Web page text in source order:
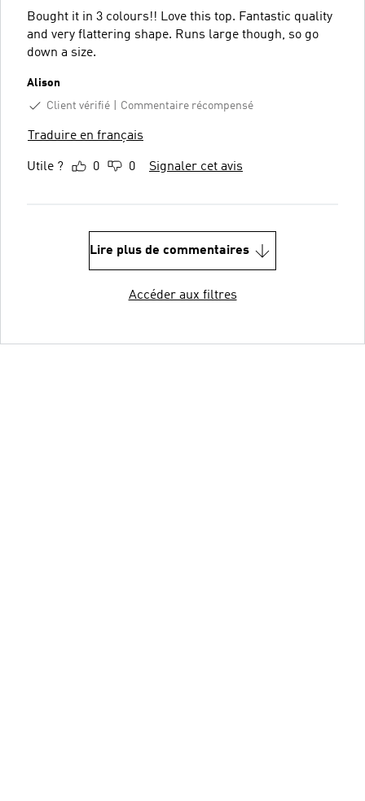
Bought it in 3 colours!! Love this top. Fantastic quality
and very flattering shape. Runs large though, so go
down a size.
Alison
Client vérifié
Commentaire récompensé
Traduire en français
Utile ? 0 0 Signaler cet avis
Lire plus de commentaires
Accéder aux filtres